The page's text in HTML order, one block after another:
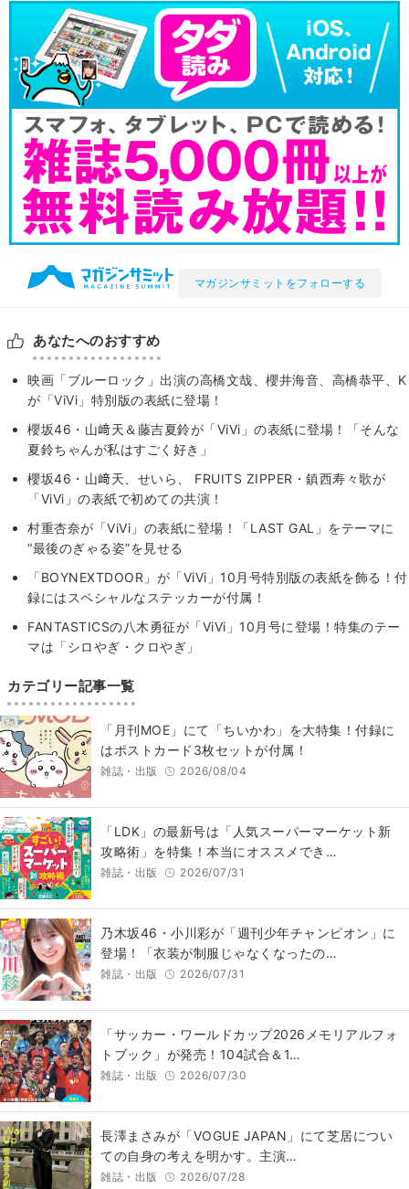
マガジンサミットをフォローする
あなたへのおすすめ
映画「ブルーロック」出演の高橋文哉、櫻井海音、高橋恭平、K
が「ViVi」特別版の表紙に登場！
櫻坂46・山﨑天＆藤吉夏鈴が「ViVi」の表紙に登場！「そんな
夏鈴ちゃんが私はすごく好き」
櫻坂46・山﨑天、せいら、 FRUITS ZIPPER・鎮西寿々歌が
「ViVi」の表紙で初めての共演！
村重杏奈が「ViVi」の表紙に登場！「LAST GAL」をテーマに
“最後のぎゃる姿”を見せる
「BOYNEXTDOOR」が「ViVi」10月号特別版の表紙を飾る！付
録にはスペシャルなステッカーが付属！
FANTASTICSの八木勇征が「ViVi」10月号に登場！特集のテー
マは「シロやぎ・クロやぎ」
カテゴリー記事一覧
「月刊MOE」にて「ちいかわ」を大特集！付録に
はポストカード3枚セットが付属！
雑誌・出版 2026/08/04
「LDK」の最新号は「人気スーパーマーケット新
攻略術」を特集！本当にオススメでき…
雑誌・出版 2026/07/31
乃木坂46・小川彩が「週刊少年チャンピオン」に
登場！「衣装が制服じゃなくなったの…
雑誌・出版 2026/07/31
「サッカー・ワールドカップ2026メモリアルフォ
トブック」が発売！104試合＆1…
雑誌・出版 2026/07/30
長澤まさみが「VOGUE JAPAN」にて芝居につい
ての自身の考えを明かす。主演…
雑誌・出版 2026/07/28